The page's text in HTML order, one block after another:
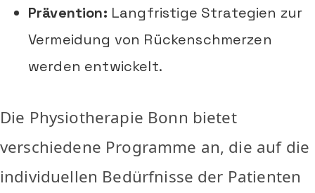
Prävention: Langfristige Strategien zur
Vermeidung von Rückenschmerzen
werden entwickelt.
Die Physiotherapie Bonn bietet
verschiedene Programme an, die auf die
individuellen Bedürfnisse der Patienten